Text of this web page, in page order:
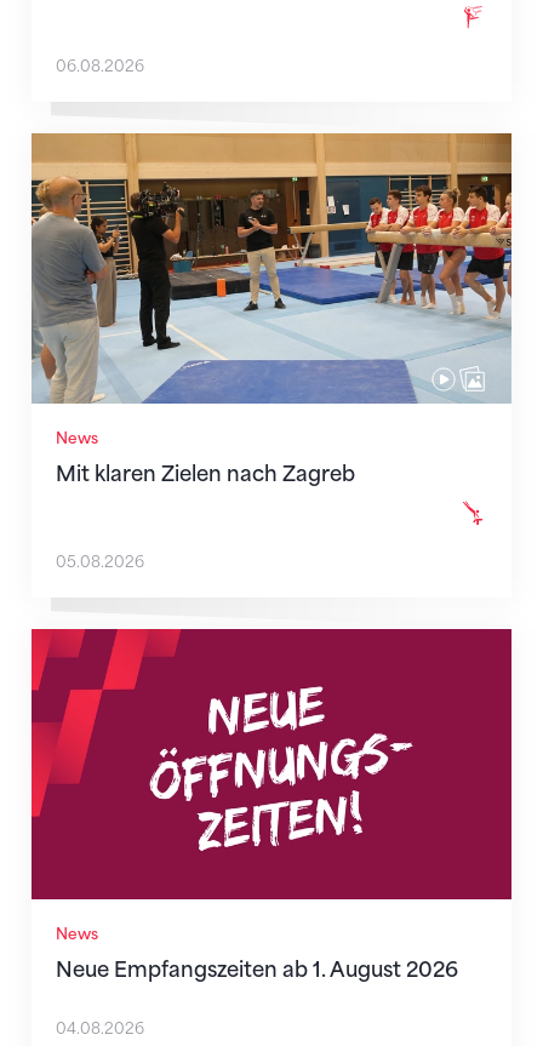
06.08.2026
News
Mit klaren Zielen nach Zagreb
Mit klaren Zielen nach Zagreb
05.08.2026
News
Neue Empfangszeiten ab 1. August 2026
Neue Empfangszeiten ab 1. August 2026
04.08.2026